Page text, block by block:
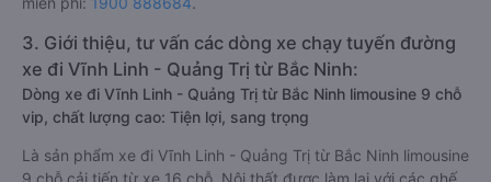
3. Giới thiệu, tư vấn các dòng xe chạy tuyến đường
xe đi Vĩnh Linh - Quảng Trị từ Bắc Ninh:
Dòng xe đi Vĩnh Linh - Quảng Trị từ Bắc Ninh limousine 9 chỗ
vip, chất lượng cao: Tiện lợi, sang trọng
Là sản phẩm xe đi Vĩnh Linh - Quảng Trị từ Bắc Ninh limousine
9 chỗ cải tiến từ xe 16 chỗ. Nội thất được làm lại với các ghế